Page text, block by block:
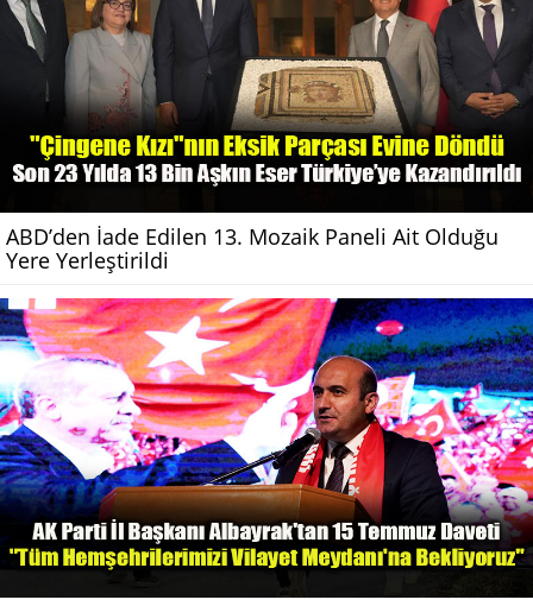
ABD’den İade Edilen 13. Mozaik Paneli Ait Olduğu
Yere Yerleştirildi